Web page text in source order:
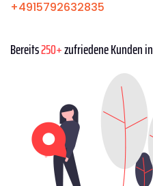
+4915792632835
Bereits250+zufriedene Kunden in